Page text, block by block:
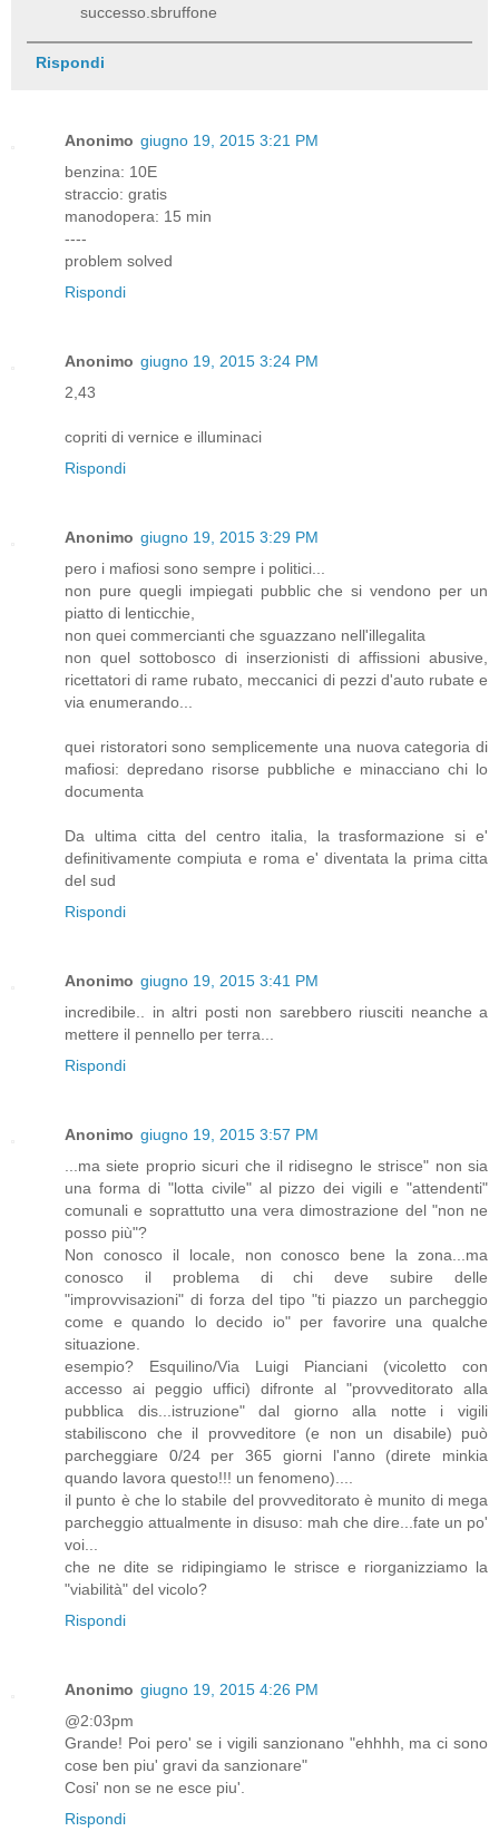
successo.sbruffone
Rispondi
Anonimo giugno 19, 2015 3:21 PM
benzina: 10E
straccio: gratis
manodopera: 15 min
----
problem solved
Rispondi
Anonimo giugno 19, 2015 3:24 PM
2,43
copriti di vernice e illuminaci
Rispondi
Anonimo giugno 19, 2015 3:29 PM
pero i mafiosi sono sempre i politici...
non pure quegli impiegati pubblic che si vendono per un
piatto di lenticchie,
non quei commercianti che sguazzano nell'illegalita
non quel sottobosco di inserzionisti di affissioni abusive,
ricettatori di rame rubato, meccanici di pezzi d'auto rubate e
via enumerando...
quei ristoratori sono semplicemente una nuova categoria di
mafiosi: depredano risorse pubbliche e minacciano chi lo
documenta
Da ultima citta del centro italia, la trasformazione si e'
definitivamente compiuta e roma e' diventata la prima citta
del sud
Rispondi
Anonimo giugno 19, 2015 3:41 PM
incredibile.. in altri posti non sarebbero riusciti neanche a
mettere il pennello per terra...
Rispondi
Anonimo giugno 19, 2015 3:57 PM
...ma siete proprio sicuri che il ridisegno le strisce" non sia
una forma di "lotta civile" al pizzo dei vigili e "attendenti"
comunali e soprattutto una vera dimostrazione del "non ne
posso più"?
Non conosco il locale, non conosco bene la zona...ma
conosco il problema di chi deve subire delle
"improvvisazioni" di forza del tipo "ti piazzo un parcheggio
come e quando lo decido io" per favorire una qualche
situazione.
esempio? Esquilino/Via Luigi Pianciani (vicoletto con
accesso ai peggio uffici) difronte al "provveditorato alla
pubblica dis...istruzione" dal giorno alla notte i vigili
stabiliscono che il provveditore (e non un disabile) può
parcheggiare 0/24 per 365 giorni l'anno (direte minkia
quando lavora questo!!! un fenomeno)....
il punto è che lo stabile del provveditorato è munito di mega
parcheggio attualmente in disuso: mah che dire...fate un po'
voi...
che ne dite se ridipingiamo le strisce e riorganizziamo la
"viabilità" del vicolo?
Rispondi
Anonimo giugno 19, 2015 4:26 PM
@2:03pm
Grande! Poi pero' se i vigili sanzionano "ehhhh, ma ci sono
cose ben piu' gravi da sanzionare"
Cosi' non se ne esce piu'.
Rispondi